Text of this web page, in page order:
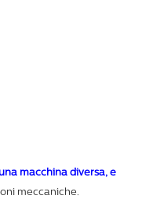
una macchina diversa, e
meccaniche.